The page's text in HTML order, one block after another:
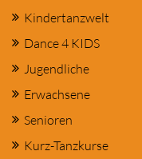
Kindertanzwelt
Dance 4 KIDS
Jugendliche
Erwachsene
Senioren
Kurz-Tanzkurse